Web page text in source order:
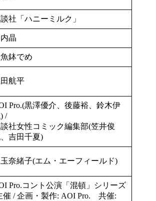
社「ハニーミルク」
晶
鉢でめ
田航平
Pro.(黒澤優介、後藤裕、鈴木伊
/
社女性コミック編集部(笠井俊
吉田千夏)
玉奈緒子(エム・エーフィールド)
Pro.コント公演「混頓」シリーズ
催 / 企画・製作: AOI Pro. 共催: